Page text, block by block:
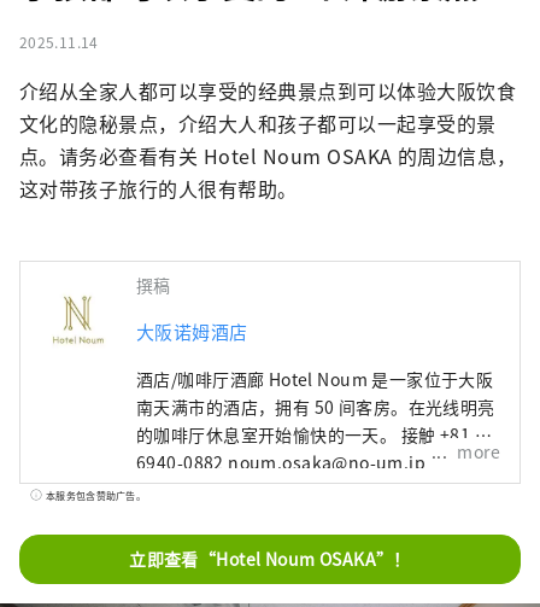
2025.11.14
介绍从全家人都可以享受的经典景点到可以体验大阪饮食
文化的隐秘景点，介绍大人和孩子都可以一起享受的景
点。请务必查看有关 Hotel Noum OSAKA 的周边信息，
这对带孩子旅行的人很有帮助。
撰稿
大阪诺姆酒店
酒店/咖啡厅酒廊 Hotel Noum 是一家位于大阪
南天满市的酒店，拥有 50 间客房。在光线明亮
的咖啡厅休息室开始愉快的一天。 接触 +81 6-
6940-0882 noum.osaka@no-um.jp
more
本服务包含赞助广告。
立即查看“Hotel Noum OSAKA”！